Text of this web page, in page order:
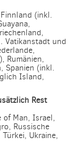
(inkl.
Vatikanstadt und
Rumänien,
Spanien (inkl.
Island,
Rest
of Man, Israel,
Russische
Ukraine,